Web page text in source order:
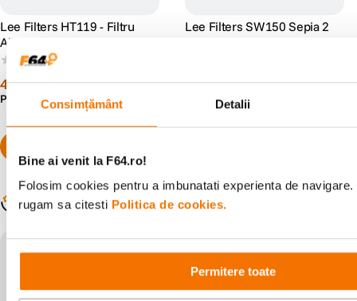
Consimțământ Detalii
Bine ai venit la F64.ro!
Folosim cookies pentru a imbunatati experienta de
rugam sa citesti Politica de cookies.
Permitere toate
Lee Filters HT119 - Filtru
Albastru inchis 82mm
44999 lei
Preț anterior:489 lei
Lee Filters SW150 Sepia 2
38999 lei
Preț anterior:
Populare în aceeași categorie
unt